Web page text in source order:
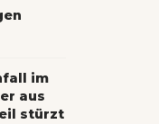
im
aus
stürzt